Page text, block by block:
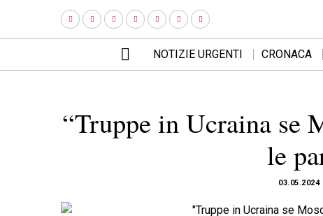
NOTIZIE URGENTI CRONACA
“Truppe in Ucraina se
le
03.05.2024